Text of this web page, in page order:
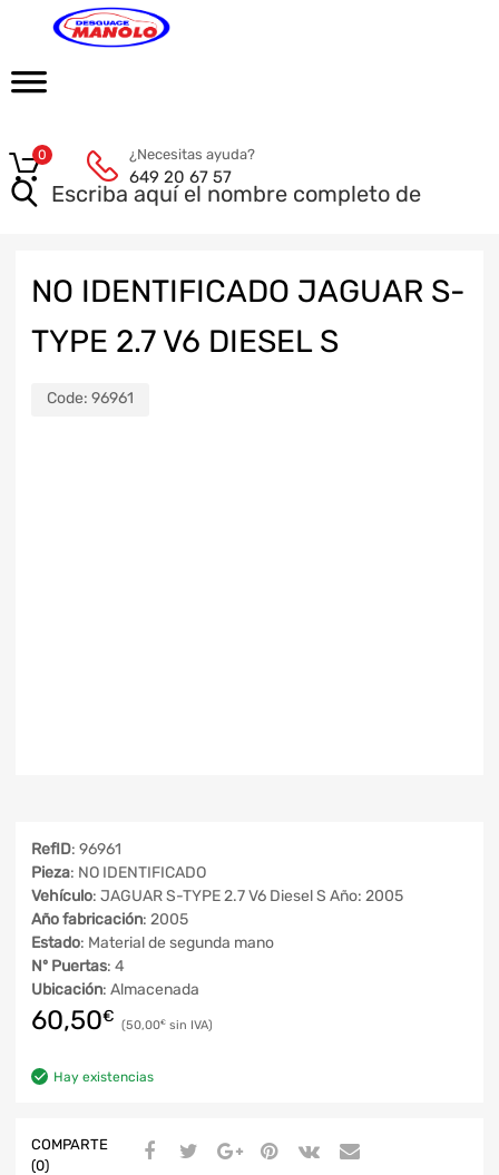
¿Necesitas ayuda?
649 20 67 57
0
NO IDENTIFICADO JAGUAR S-
TYPE 2.7 V6 DIESEL S
Code: 96961
RefID: 96961
Pieza: NO IDENTIFICADO
Vehículo: JAGUAR S-TYPE 2.7 V6 Diesel S Año: 2005
Año fabricación: 2005
Estado: Material de segunda mano
Nº Puertas: 4
Ubicación: Almacenada
60,50€ 50,00€
Hay existencias
COMPARTE
(0)